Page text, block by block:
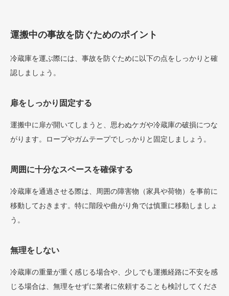
運搬中の事故を防ぐためのポイント
冷蔵庫を運ぶ際には、事故を防ぐために以下の点をしっかりと確
認しましょう。
扉をしっかり固定する
運搬中に扉が開いてしまうと、思わぬケガや冷蔵庫の破損につな
がります。ロープやガムテープでしっかりと固定しましょう。
周囲に十分なスペースを確保する
冷蔵庫を通過させる際は、周囲の障害物（家具や荷物）を事前に
移動しておきます。特に階段や曲がり角では慎重に移動しましょ
う。
無理をしない
冷蔵庫の重量が重く感じる場合や、少しでも運搬経路に不安を感
じる場合は、無理をせずに業者に依頼することも検討してくださ